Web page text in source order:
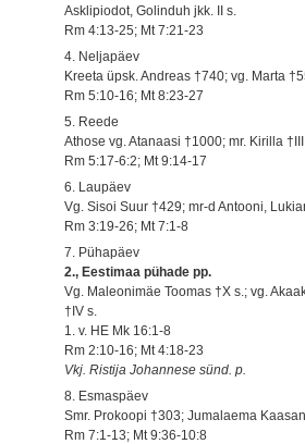
Asklipiodot, Golinduh jkk. II s.
Rm 4:13-25; Mt 7:21-23
4. Neljapäev
Kreeta üpsk. Andreas †740; vg. Marta
Rm 5:10-16; Mt 8:23-27
5. Reede
Athose vg. Atanaasi †1000; mr. Kirilla
Rm 5:17-6:2; Mt 9:14-17
6. Laupäev
Vg. Sisoi Suur †429; mr-d Antooni,
Rm 3:19-26; Mt 7:1-8
7. Pühapäev
2., Eestimaa pühade pp.
Vg. Maleonimäe Toomas †X s.; vg.
†IV s.
1. v. HE Mk 16:1-8
Rm 2:10-16; Mt 4:18-23
Vkj. Ristija Johannese sünd. p.
8. Esmaspäev
Smr. Prokoopi †303; Jumalaema
Rm 7:1-13; Mt 9:36-10:8